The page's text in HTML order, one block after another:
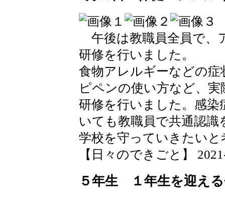
午後は教職員全員で、
研修を行いました。
食物アレルギーなどの
ピペンの使い方など、
研修を行いました。感
いても教職員で共通認
学校を守っていきたい
【日々のできごと】
５年生 １年生を迎え